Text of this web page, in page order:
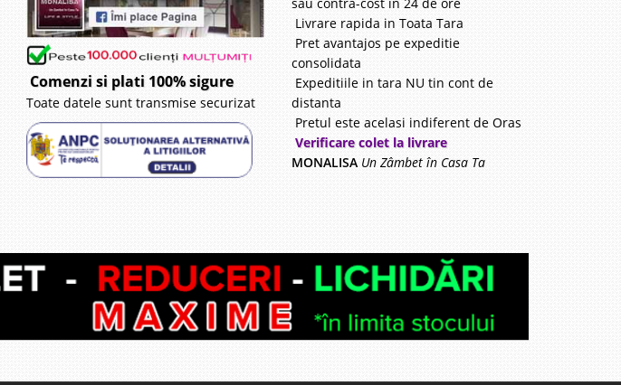
Comenzi si plati 100% sigure
Toate datele sunt transmise securizat
Livrare rapida in Toata Tara
Pret avantajos pe expeditie
consolidata
Expeditiile in tara NU tin cont de
distanta
Pretul este acelasi indiferent de Oras
Verificare colet la livrare
MONALISA Un Zâmbet în Casa Ta